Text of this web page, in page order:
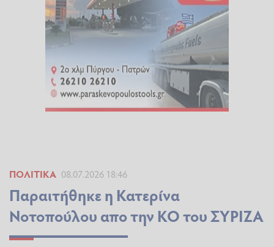
ΠΟΛΙΤΙΚΆ 08.07.2026 18:46
Παραιτήθηκε η Κατερίνα
Νοτοπούλου απο την ΚΟ του ΣΥΡΙΖΑ